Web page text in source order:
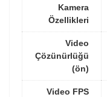
Kamera
Özellikleri
Video
Çözünürlüğü
(ön)
Video FPS